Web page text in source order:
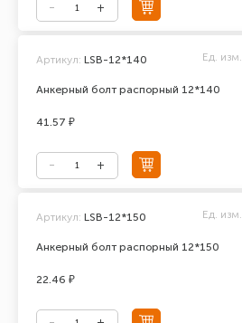
Анкерный болт распорный 12*140
Артикул: LSB-12*140 Ед. изм.
41.57 ₽
Анкерный болт распорный 12*150
Артикул: LSB-12*150 Ед. изм.
22.46 ₽